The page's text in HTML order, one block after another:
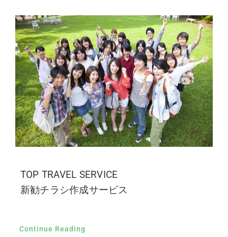
TOP TRAVEL SERVICE
新勧チラシ作成サービス
Continue Reading